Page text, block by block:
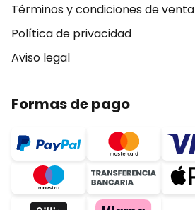
Términos y condiciones de venta
Política de privacidad
Aviso legal
Formas de pago